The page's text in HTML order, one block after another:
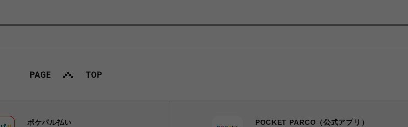
ポケパル払い POCKET PARCO（公式アプリ）